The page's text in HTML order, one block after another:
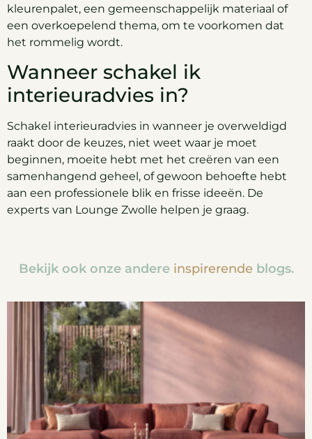
kleurenpalet, een gemeenschappelijk materiaal of
een overkoepelend thema, om te voorkomen dat
het rommelig wordt.
Wanneer schakel ik
interieuradvies in?
Schakel interieuradvies in wanneer je overweldigd
raakt door de keuzes, niet weet waar je moet
beginnen, moeite hebt met het creëren van een
samenhangend geheel, of gewoon behoefte hebt
aan een professionele blik en frisse ideeën. De
experts van Lounge Zwolle helpen je graag.
Bekijk ook onze andere inspirerende blogs.